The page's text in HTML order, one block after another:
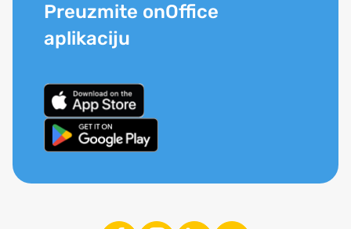
Preuzmite onOffice
aplikaciju